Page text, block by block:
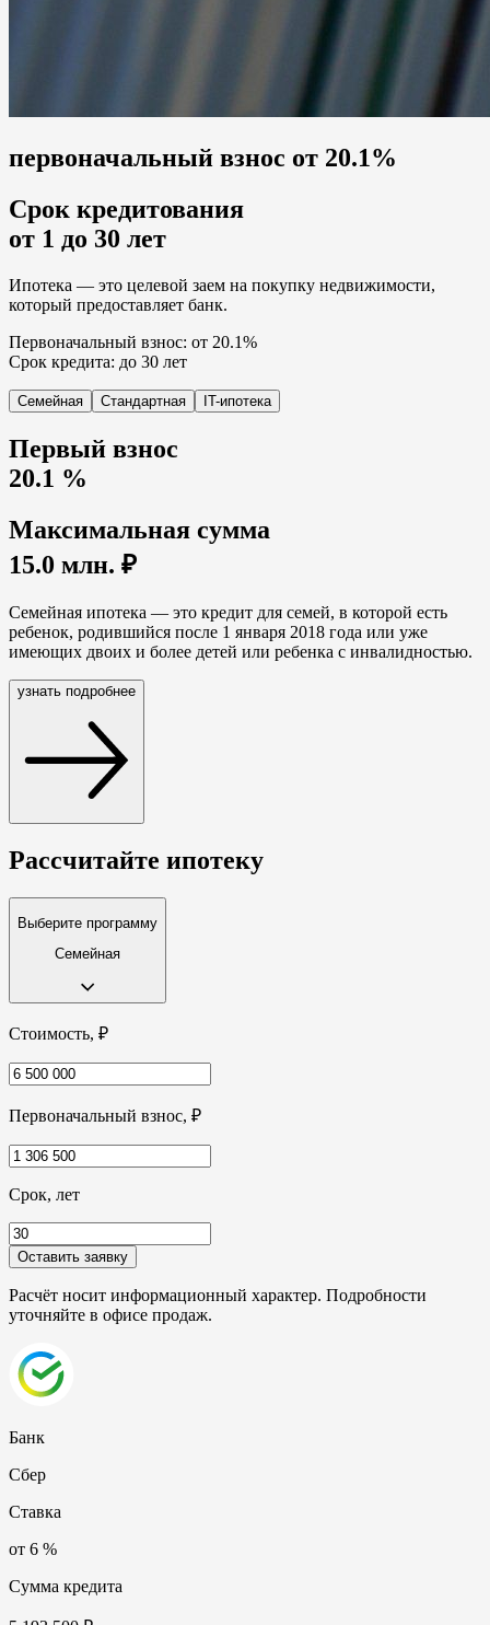
первоначальный взнос от 20.1%
Срок кредитования
от 1 до 30 лет
Ипотека — это целевой заем на покупку недвижимости,
который предоставляет банк.
Первоначальный взнос: от 20.1%
Срок кредита: до 30 лет
Семейная Стандартная IT-ипотека
Первый взнос
20.1 %
Максимальная сумма
15.0 млн. ₽
Семейная ипотека — это кредит для семей, в которой есть
ребенок, родившийся после 1 января 2018 года или уже
имеющих двоих и более детей или ребенка с инвалидностью.
узнать подробнее
Рассчитайте ипотеку
Выберите программу
Семейная
Стоимость, ₽
Первоначальный взнос, ₽
Срок, лет
Оставить заявку
Расчёт носит информационный характер. Подробности
уточняйте в офисе продаж.
Банк
Сбер
Ставка
от 6 %
Сумма кредита